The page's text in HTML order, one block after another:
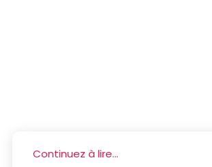
Continuez à lire...